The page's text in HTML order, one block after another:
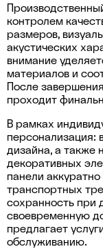
контролем
размеров,
акустических
внимание
материалов и
После
проходит
В рамках
персонализация:
дизайна, а также
декоративных
панели
транспортных
сохранность при
своевременную
предлагает
обслуживанию.